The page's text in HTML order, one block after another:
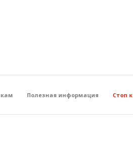
Полезная информация Стоп